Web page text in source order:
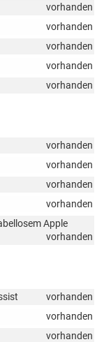
vorhanden
vorhanden
vorhanden
vorhanden
vorhanden
vorhanden
vorhanden
vorhanden
vorhanden
Apple
vorhanden
vorhanden
vorhanden
vorhanden